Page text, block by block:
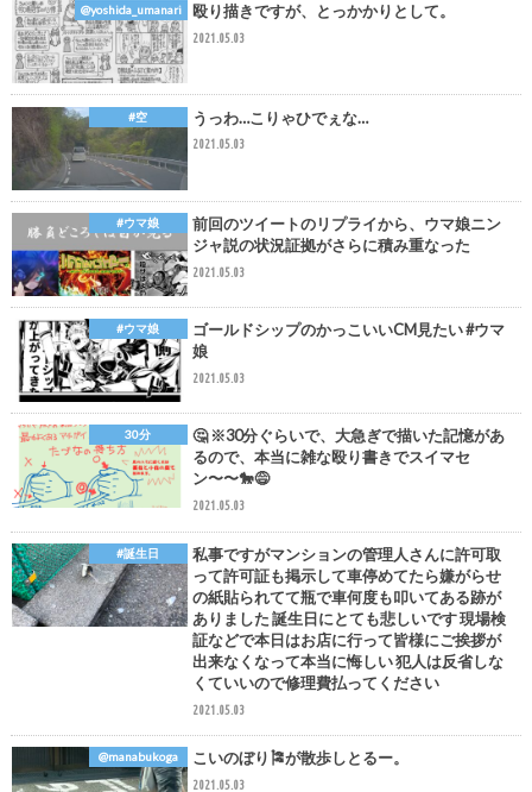
@yoshida_umanari 殴り描きですが、とっかかりとして。
2021.05.03
#空 うっわ…こりゃひでぇな…
2021.05.03
#ウマ娘
前回のツイートのリプライから、ウマ娘ニン
ジャ説の状況証拠がさらに積み重なった
2021.05.03
#ウマ娘
ゴールドシップのかっこいいCM見たい #ウマ
娘
2021.05.03
30分
🤔 ※30分ぐらいで、大急ぎで描いた記憶があ
るので、本当に雑な殴り書きでスイマセ
ン〜〜🐎😅
2021.05.03
#誕生日
私事ですがマンションの管理人さんに許可取
って許可証も掲示して車停めてたら嫌がらせ
の紙貼られてて瓶で車何度も叩いてある跡が
ありました 誕生日にとても悲しいです 現場検
証などで本日はお店に行って皆様にご挨拶が
出来なくなって本当に悔しい 犯人は反省しな
くていいので修理費払ってください
2021.05.03
@manabukoga こいのぼり🎏が散歩しとるー。
2021.05.03